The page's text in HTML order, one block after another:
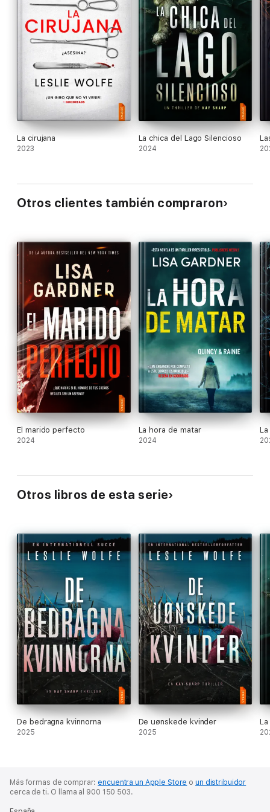
Star Crossed Reviews
Disfruto mucho con esta serie
… Historias excelentes de una
escritora excepcional. Le doy cinco estrellas».
B de Bookreview
La cirujana
2023
La chica del Lago Silencioso
2024
Otros clientes también compraron
El marido perfecto
2024
La hora de matar
2024
Otros libros de esta serie
De bedragna kvinnorna
2025
De uønskede kvinder
2025
Más formas de comprar: encuentra un Apple Store oun distribuidor
cerca de ti. O llama al 900 150 503.